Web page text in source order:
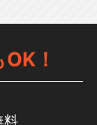
！
料